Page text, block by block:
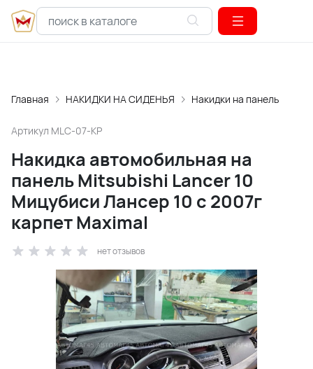
Главная НАКИДКИ НА СИДЕНЬЯ Накидки на панель
Артикул MLC-07-KP
Накидка автомобильная на
панель Mitsubishi Lancer 10
Мицубиси Лансер 10 с 2007г
карпет Maximal
нет отзывов